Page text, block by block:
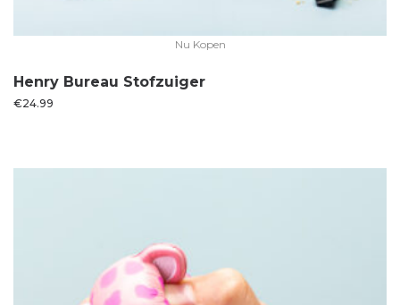
Nu Kopen
Henry Bureau Stofzuiger
€24.99